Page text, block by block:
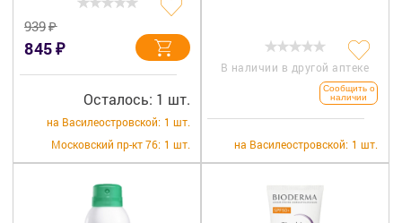
Уход за больными
Витамины
Скидки и акции
+7 (812) 570-55-00 Вакансии
939₽
845₽
Осталось: 1 шт.
на Василеостровской: 1 шт.
Московский пр-кт 76: 1 шт.
В наличии в другой аптеке
Сообщить о
наличии
на Василеостровской: 1 шт.